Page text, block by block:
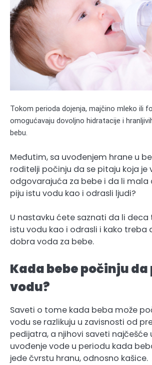
Tokom perioda dojenja, majčino mleko ili
omogućavaju dovoljno hidratacije i
bebu.
Međutim, sa uvođenjem hrane u
roditelji počinju da se pitaju koja je
odgovarajuća za bebe i da li
piju istu vodu kao i odrasli ljudi?
U nastavku ćete saznati da li deca
istu vodu kao i odrasli i kako treba
dobra voda za bebe.
Kada bebe počinju da
vodu?
Saveti o tome kada beba može
vodu se razlikuju u zavisnosti od
pedijatra, a njihovi saveti najčešće
uvođenje vode u periodu kada
jede čvrstu hranu, odnosno kašice.